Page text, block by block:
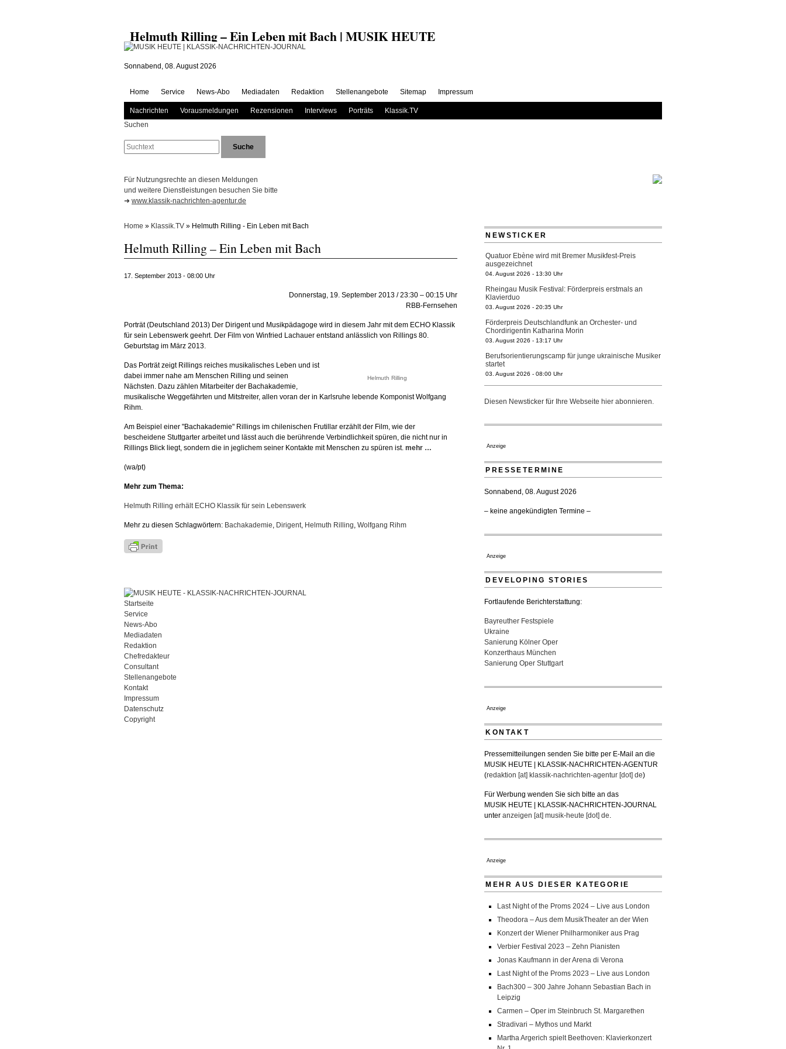
Helmuth Rilling – Ein Leben mit Bach | MUSIK HEUTE
Sonnabend, 08. August 2026
Home Service News-Abo Mediadaten Redaktion Stellenangebote Sitemap Impressum
Nachrichten Vorausmeldungen Rezensionen Interviews Porträts
Klassik.TV
Suchen
Für Nutzungsrechte an diesen Meldungen
und weitere Dienstleistungen besuchen Sie bitte
➜ www.klassik-nachrichten-agentur.de
Home » Klassik.TV » Helmuth Rilling - Ein Leben mit Bach
Helmuth Rilling – Ein Leben mit Bach
17. September 2013 - 08:00 Uhr
Donnerstag, 19. September 2013 / 23:30 – 00:15 Uhr
RBB-Fernsehen
Porträt (Deutschland 2013) Der Dirigent und Musikpädagoge wird in diesem Jahr mit dem ECHO Klassik
für sein Lebenswerk geehrt. Der Film von Winfried Lachauer entstand anlässlich von Rillings 80.
Geburtstag im März 2013.
Helmuth Rilling
Das Porträt zeigt Rillings reiches musikalisches Leben und ist
dabei immer nahe am Menschen Rilling und seinen
Nächsten. Dazu zählen Mitarbeiter der Bachakademie,
musikalische Weggefährten und Mitstreiter, allen voran der in Karlsruhe lebende Komponist Wolfgang
Rihm.
Am Beispiel einer "Bachakademie" Rillings im chilenischen Frutillar erzählt der Film, wie der
bescheidene Stuttgarter arbeitet und lässt auch die berührende Verbindlichkeit spüren, die nicht nur in
Rillings Blick liegt, sondern die in jeglichem seiner Kontakte mit Menschen zu spüren ist. mehr …
(wa/pt)
Mehr zum Thema:
Helmuth Rilling erhält ECHO Klassik für sein Lebenswerk
Mehr zu diesen Schlagwörtern: Bachakademie, Dirigent, Helmuth Rilling, Wolfgang Rihm
NEWSTICKER
Quatuor Ebène wird mit Bremer Musikfest-Preis
ausgezeichnet
04. August 2026 - 13:30 Uhr
Rheingau Musik Festival: Förderpreis erstmals an
Klavierduo
03. August 2026 - 20:35 Uhr
Förderpreis Deutschlandfunk an Orchester- und
Chordirigentin Katharina Morin
03. August 2026 - 13:17 Uhr
Berufsorientierungscamp für junge ukrainische Musiker
startet
03. August 2026 - 08:00 Uhr
Nationaltheater Mannheim
Regensburger Generalmusikdirektor Stefan Veselka
verlängert bis 2030
21. Juli 2026 - 13:08 Uhr
Opernhäuser gedenken vertriebener jüdischer
Ensemblemitglieder
20. Juli 2026 - 18:15 Uhr
Dirigent Nicolás Pasquet mit Würth-Preis der
07. August 2026 - 13:20 Uhr
Diesen Newsticker für Ihre Webseite hier abonnieren.
Anzeige
PRESSETERMINE
Sonnabend, 08. August 2026
– keine angekündigten Termine –
Anzeige
DEVELOPING STORIES
Fortlaufende Berichterstattung:
Bayreuther Festspiele
Ukraine
Sanierung Kölner Oper
Konzerthaus München
Sanierung Oper Stuttgart
Anzeige
KONTAKT
Pressemitteilungen senden Sie bitte per E-Mail an die
MUSIK HEUTE | KLASSIK-NACHRICHTEN-AGENTUR
(redaktion [at] klassik-nachrichten-agentur [dot] de)
Für Werbung wenden Sie sich bitte an das
MUSIK HEUTE | KLASSIK-NACHRICHTEN-JOURNAL
unteranzeigen [at] musik-heute [dot] de.
Anzeige
MEHR AUS DIESER KATEGORIE
Last Night of the Proms 2024 – Live aus London
Theodora – Aus dem MusikTheater an der Wien
Konzert der Wiener Philharmoniker aus Prag
Verbier Festival 2023 – Zehn Pianisten
Jonas Kaufmann in der Arena di Verona
Last Night of the Proms 2023 – Live aus London
Bach300 – 300 Jahre Johann Sebastian Bach in
Leipzig
Carmen – Oper im Steinbruch St. Margarethen
Stradivari – Mythos und Markt
Martha Argerich spielt Beethoven: Klavierkonzert
Startseite
Service
News-Abo
Mediadaten
Redaktion
Chefredakteur
Consultant
Stellenangebote
Kontakt
Impressum
Datenschutz
Copyright